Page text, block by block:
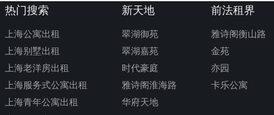
热门搜索
上海公寓出租
上海别墅出租
上海老洋房出租
上海服务式公寓出租
上海青年公寓出租
新天地
翠湖御苑
翠湖嘉苑
时代豪庭
雅诗阁淮海路
华府天地
前法租界
雅诗阁衡山路
金苑
亦园
卡乐公寓